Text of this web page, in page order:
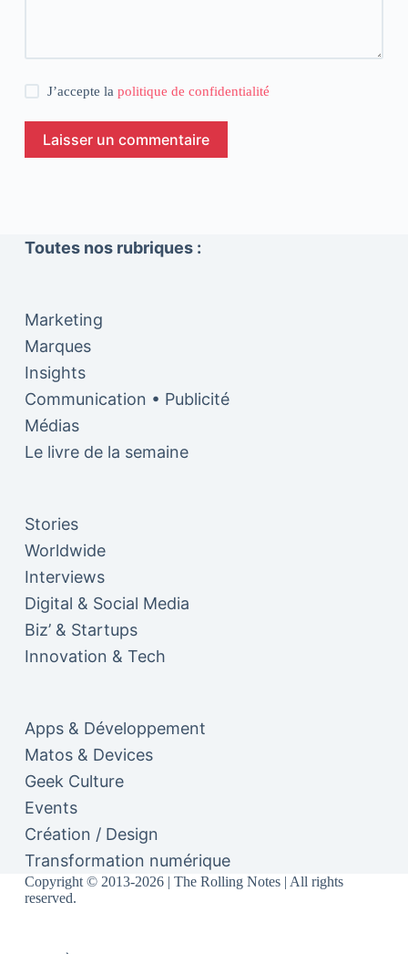
J’accepte lapolitique de confidentialité
Laisser un commentaire
Toutes nos rubriques :
Marketing
Marques
Insights
Communication • Publicité
Médias
Le livre de la semaine
Stories
Worldwide
Interviews
Digital & Social Media
Biz’ & Startups
Innovation & Tech
Apps & Développement
Matos & Devices
Geek Culture
Events
Création / Design
Transformation numérique
Copyright © 2013-2026 | The Rolling Notes | All rights
reserved.